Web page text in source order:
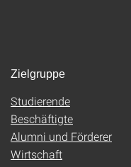
Zielgruppe
Studierende
Beschäftigte
Alumni und Förderer
Wirtschaft